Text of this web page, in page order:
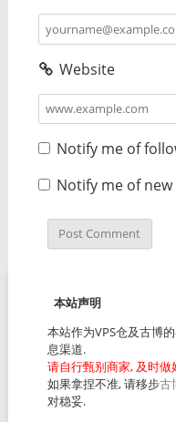
Website
Notify me of
Notify me of
本站声明
本站作为VPS仓及古博
息渠道.
请自行甄别商家, 及时
如果拿捏不准, 请移步古
对稳妥.